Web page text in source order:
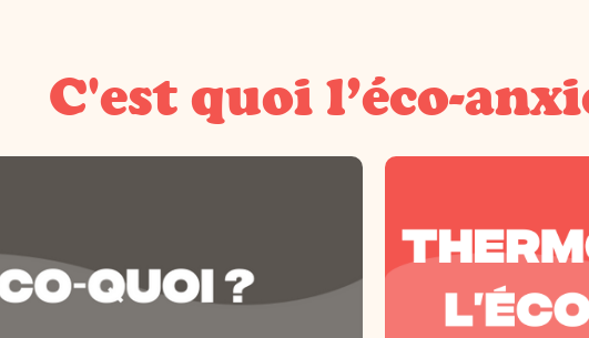
C'est quoi l’éco-